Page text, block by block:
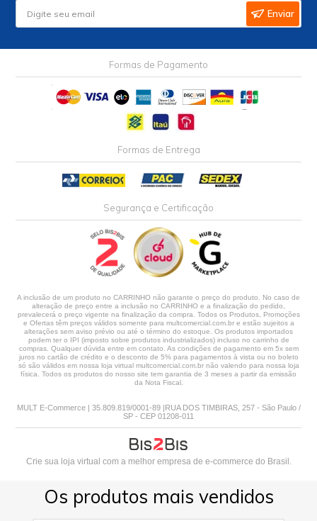
Enviar
Formas de Pagamento
Formas de Entrega
Segurança e Certificação
A inclusão de um produto no CARRINHO não garante o preço do produto. No caso de
alteração de preço entre a inclusão no CARRINHO e a finalização do pedido,
prevalecerá o preço vigente na finalização da compra. Todos os Produtos, Promoções
e Ofertas têm preços válidos somente para multcomercial.com.br e estão sujeitos a
alterações sem aviso prévio ou até o término do estoque. Os produtos importados
podem ter o IPI (imposto sobre produtos industrializados) incluso no carrinho de
compras. Qualquer dúvida entre em contato. As condições de pagamento em 5x sem
juros no cartão de crédito e o desconto de 5% para pagamentos à vista ou no boleto
só são válidos em nossa loja virtual multcomercial.com.br não valendo para nossa loja
física. Todos os produtos do nosso site tem garantia de 3 meses a partir da emissão
da Nota Fiscal.
MULT E-Commerce | 35.809.819/0001-89 |RUA DOS TIMBIRAS, 257 - São Paulo /
SP - CEP 01208-011
Crie sua loja virtual com a melhor empresa de e-commerce do Brasil.
Os produtos mais vendidos